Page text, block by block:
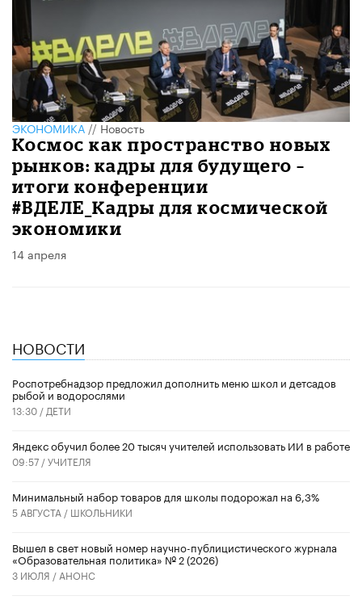
ЭКОНОМИКА//Новость
Космос как пространство новых
рынков: кадры для будущего –
итоги конференции
#ВДЕЛЕ_Кадры для космической
экономики
14 апреля
НОВОСТИ
Роспотребнадзор предложил дополнить меню школ и детсадов
рыбой и водорослями
13:30 / ДЕТИ
​Яндекс обучил более 20 тысяч учителей использовать ИИ в работе
09:57 /УЧИТЕЛЯ
Минимальный набор товаров для школы подорожал на 6,3%
5 АВГУСТА / ШКОЛЬНИКИ
Вышел в свет новый номер научно-публицистического журнала
«Образовательная политика» № 2 (2026)
3 ИЮЛЯ / АНОНС